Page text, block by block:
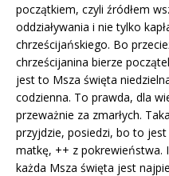
początkiem, czyli źródłem
oddziaływania i nie tylko
chrześcijańskiego. Bo
chrześcijanina bierze
jest to Msza święta
codzienna. To prawda, dla
przeważnie za zmarłych.
przyjdzie, posiedzi, bo to jest
matkę, ++ z pokrewieństwa.
każda Msza święta jest